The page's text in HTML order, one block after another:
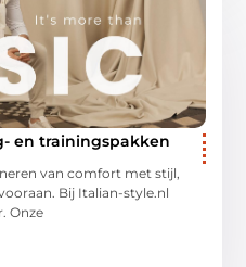
en trainingspakken
van comfort met stijl,
Bij Italian-style.nl
Onze